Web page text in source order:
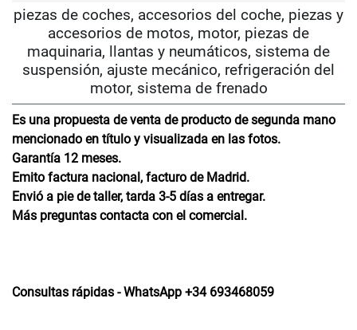
piezas de coches, accesorios del coche, piezas y
accesorios de motos, motor, piezas de
maquinaria, llantas y neumáticos, sistema de
suspensión, ajuste mecánico, refrigeración del
motor, sistema de frenado
Es una propuesta de venta de producto de segunda mano
mencionado en título y visualizada en las fotos.
Garantía 12 meses.
Emito factura nacional, facturo de Madrid.
Envió a pie de taller, tarda 3-5 días a entregar.
Más preguntas contacta con el comercial.
Consultas rápidas - WhatsApp +34 693468059